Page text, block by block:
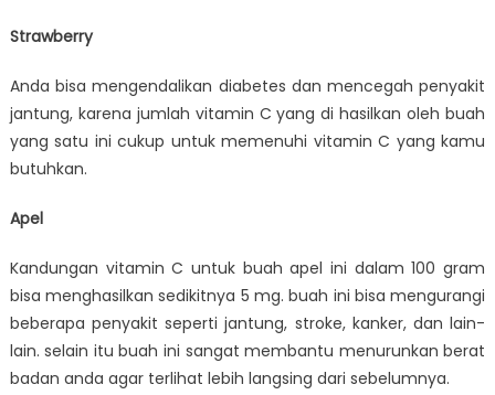
Strawberry
Anda bisa mengendalikan diabetes dan mencegah penyakit
jantung, karena jumlah vitamin C yang di hasilkan oleh buah
yang satu ini cukup untuk memenuhi vitamin C yang kamu
butuhkan.
Apel
Kandungan vitamin C untuk buah apel ini dalam 100 gram
bisa menghasilkan sedikitnya 5 mg. buah ini bisa mengurangi
beberapa penyakit seperti jantung, stroke, kanker, dan lain-
lain. selain itu buah ini sangat membantu menurunkan berat
badan anda agar terlihat lebih langsing dari sebelumnya.